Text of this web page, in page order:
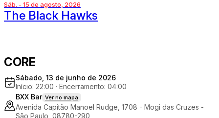
Sáb. - 15 de agosto, 2026
The Black Hawks
CORE
Sábado, 13 de junho de 2026
Início: 22:00 · Encerramento: 04:00
BXX Bar Ver no mapa
Avenida Capitão Manoel Rudge, 1708 - Mogi das Cruzes -
São Paulo, 08780-290